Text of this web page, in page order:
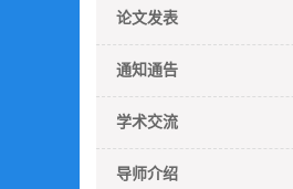
论文发表
通知通告
学术交流
导师介绍